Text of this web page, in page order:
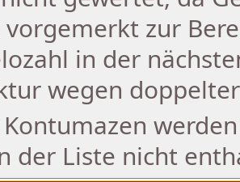
vorgemerkt zur
in der
wegen
Kontumazen
der Liste nicht